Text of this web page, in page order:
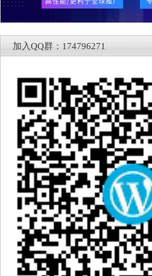
加入QQ群：174796271